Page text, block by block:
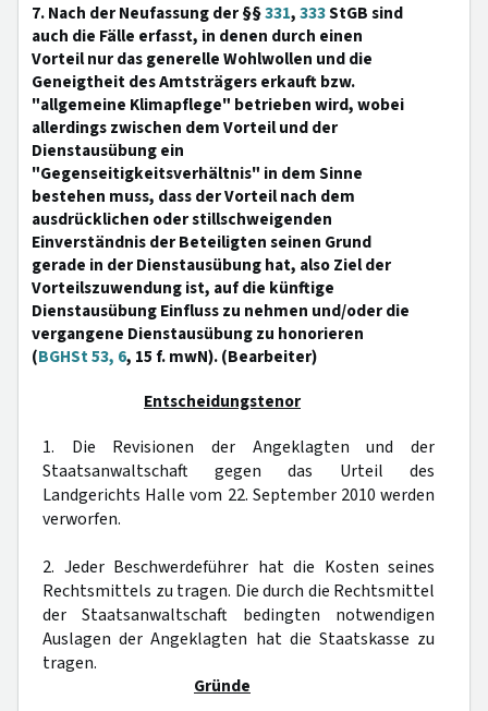
7. Nach der Neufassung der §§331,333StGB sind
auch die Fälle erfasst, in denen durch einen
Vorteil nur das generelle Wohlwollen und die
Geneigtheit des Amtsträgers erkauft bzw.
"allgemeine Klimapflege" betrieben wird, wobei
allerdings zwischen dem Vorteil und der
Dienstausübung ein
"Gegenseitigkeitsverhältnis" in dem Sinne
bestehen muss, dass der Vorteil nach dem
ausdrücklichen oder stillschweigenden
Einverständnis der Beteiligten seinen Grund
gerade in der Dienstausübung hat, also Ziel der
Vorteilszuwendung ist, auf die künftige
Dienstausübung Einfluss zu nehmen und/oder die
vergangene Dienstausübung zu honorieren
(BGHSt 53, 6, 15 f. mwN). (Bearbeiter)
Entscheidungstenor
1. Die Revisionen der Angeklagten und der
Staatsanwaltschaft gegen das Urteil des
Landgerichts Halle vom 22. September 2010 werden
verworfen.
2. Jeder Beschwerdeführer hat die Kosten seines
Rechtsmittels zu tragen. Die durch die Rechtsmittel
der Staatsanwaltschaft bedingten notwendigen
Auslagen der Angeklagten hat die Staatskasse zu
tragen.
Gründe